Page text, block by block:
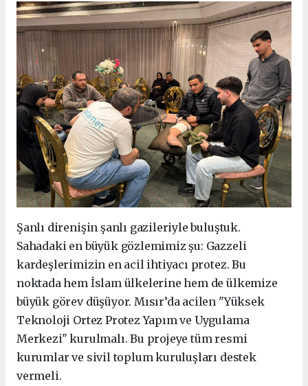
Şanlı direnişin şanlı gazileriyle buluştuk.
Sahadaki en büyük gözlemimiz şu: Gazzeli
kardeşlerimizin en acil ihtiyacı protez. Bu
noktada hem İslam ülkelerine hem de ülkemize
büyük görev düşüyor. Mısır’da acilen "Yüksek
Teknoloji Ortez Protez Yapım ve Uygulama
Merkezi" kurulmalı. Bu projeye tüm resmi
kurumlar ve sivil toplum kuruluşları destek
vermeli.